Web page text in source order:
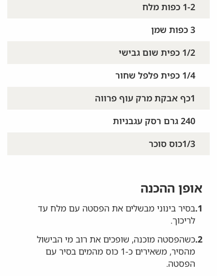
1-2 כפות מלח
3 כפות שמן
1/2 כפית שום גבישי
1/4 כפית פלפל שחור
1כף אבקת מרק עוף פרווה
240 גרם רסק עגבניות
1/3כוס סוכר
אופן ההכנה
1. בסיר בינוני מבשלים את הפסטה עם מלח עד
לריכוך.
2. כשהפסטה מוכנה, שופכים את רוב מי הבישול
מהסיר, משאירים כ-1 כוס מהמים בסיר עם
הפסטה.